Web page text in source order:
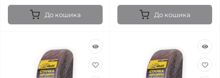
До кошика До кошика